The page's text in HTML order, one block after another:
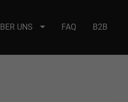
address or value: selector2-aee-
UNS FAQ B2B